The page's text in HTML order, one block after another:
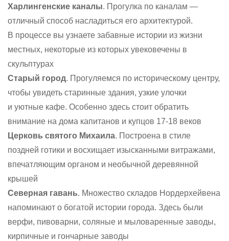
Харлингенские каналы. Прогулка по каналам —
отличный способ насладиться его архитектурой.
В процессе вы узнаете забавные истории из жизни
местных, некоторые из которых увековечены в
скульптурах
Старый город. Прогуляемся по историческому центру,
чтобы увидеть старинные здания, узкие улочки
и уютные кафе. Особенно здесь стоит обратить
внимание на дома капитанов и купцов 17-18 веков
Церковь святого Михаила. Построена в стиле
поздней готики и восхищает изысканными витражами,
впечатляющим органом и необычной деревянной
крышей
Северная гавань. Множество складов Нордерхейвена
напоминают о богатой истории города. Здесь были
верфи, пивоварни, соляные и мыловаренные заводы,
кирпичные и гончарные заводы